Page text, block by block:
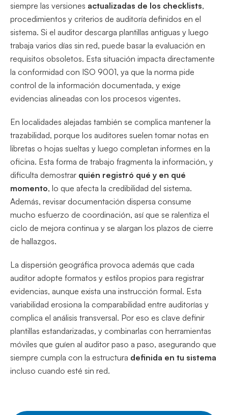
siempre las versiones actualizadas de los checklists,
procedimientos y criterios de auditoría definidos en el
sistema. Si el auditor descarga plantillas antiguas y luego
trabaja varios días sin red, puede basar la evaluación en
requisitos obsoletos. Esta situación impacta directamente
la conformidad con ISO 9001, ya que la norma pide
control de la información documentada, y exige
evidencias alineadas con los procesos vigentes.
En localidades alejadas también se complica mantener la
trazabilidad, porque los auditores suelen tomar notas en
libretas o hojas sueltas y luego completan informes en la
oficina. Esta forma de trabajo fragmenta la información, y
dificulta demostrar quién registró qué y en qué
momento, lo que afecta la credibilidad del sistema.
Además, revisar documentación dispersa consume
mucho esfuerzo de coordinación, así que se ralentiza el
ciclo de mejora continua y se alargan los plazos de cierre
de hallazgos.
La dispersión geográfica provoca además que cada
auditor adopte formatos y estilos propios para registrar
evidencias, aunque exista una instrucción formal. Esta
variabilidad erosiona la comparabilidad entre auditorías y
complica el análisis transversal. Por eso es clave definir
plantillas estandarizadas, y combinarlas con herramientas
móviles que guíen al auditor paso a paso, asegurando que
siempre cumpla con la estructura definida en tu sistema
incluso cuando esté sin red.